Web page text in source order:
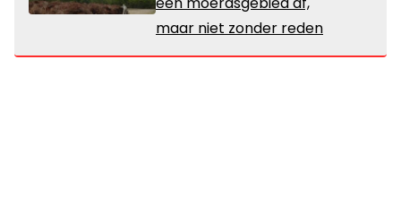
maar niet zonder reden